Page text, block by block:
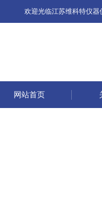
欢迎光临江苏维科特仪器
网站首页